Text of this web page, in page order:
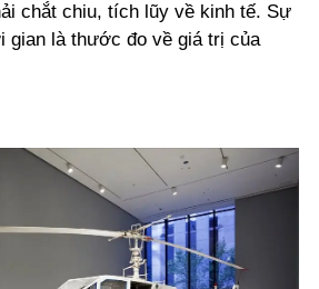
chắt chiu, tích lũy về kinh tế. Sự
gian là thước đo về giá trị của